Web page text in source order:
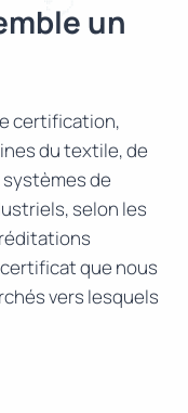
un
certification,
du textile, de
systèmes de
selon les
certificat que nous
vers lesquels